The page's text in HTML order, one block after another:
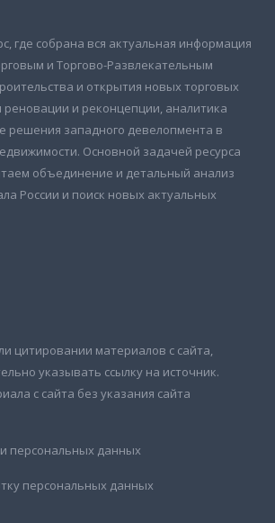
где собрана вся актуальная информация
и Торгово-Развлекательным
и открытия новых торговых
и реконцепции, аналитика
решения западного девелопмента в
Основной задачей ресурса
объединение и детальный анализ
России и поиск новых актуальных
цитировании материалов с сайта,
указывать ссылку на источник.
с сайта без указания сайта
персональных данных
персональных данных